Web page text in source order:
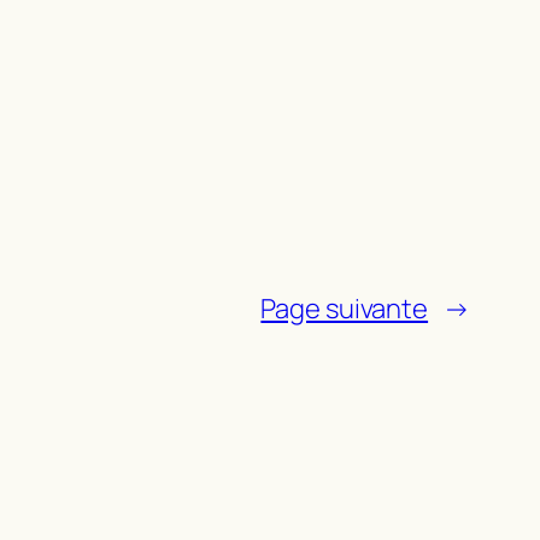
Page suivante →